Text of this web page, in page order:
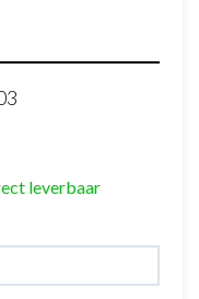
leverbaar